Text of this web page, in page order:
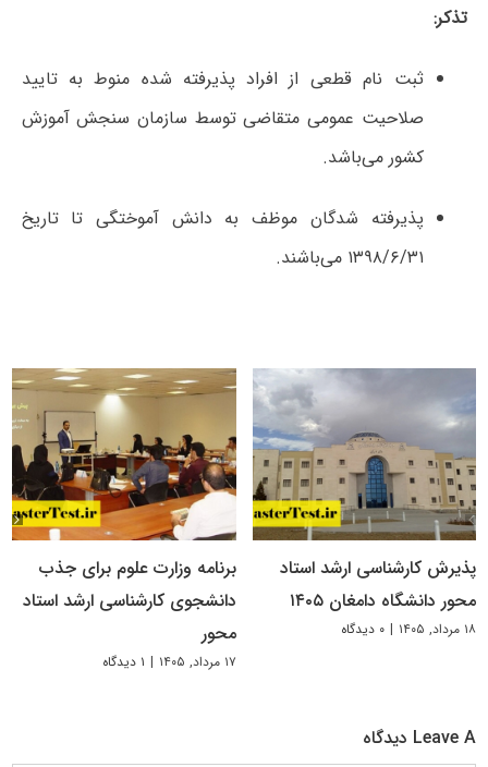
تذکر:
ثبت نام قطعی از افراد پذیرفته شده منوط به تایید
صلاحیت عمومی متقاضی توسط سازمان سنجش آموزش
کشور می‌باشد.
پذیرفته شدگان موظف به دانش آموختگی تا تاریخ
۱۳۹۸/۶/۳۱ می‌باشند.
پذیرش کارشناسی ارشد استاد
محور دانشگاه دامغان ۱۴۰۵
۱۸ مرداد, ۱۴۰۵ | ۰ دیدگاه
برنامه وزارت علوم برای جذب
دانشجوی کارشناسی ارشد استاد
محور
۱۷ مرداد, ۱۴۰۵ | ۱ دیدگاه
Leave A دیدگاه